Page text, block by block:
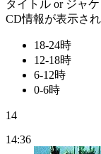
タイトル or ジャ
CD情報が表示され
18-24時
12-18時
6-12時
0-6時
14
14:36